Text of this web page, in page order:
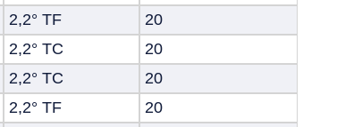
2,2° TF
20
2,2° ТС
20
2,2° ТС
20
2,2° TF
20